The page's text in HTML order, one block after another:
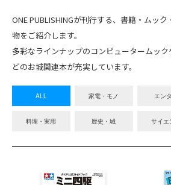
ONE PUBLISHINGが刊行する、書籍・ムッ
物をご紹介します。
多彩なラインナップのコンピュータームッ
どのお城関連本が充実しています。
ALL 家電・モノ エン
料理・実用 歴史・城 サイエ